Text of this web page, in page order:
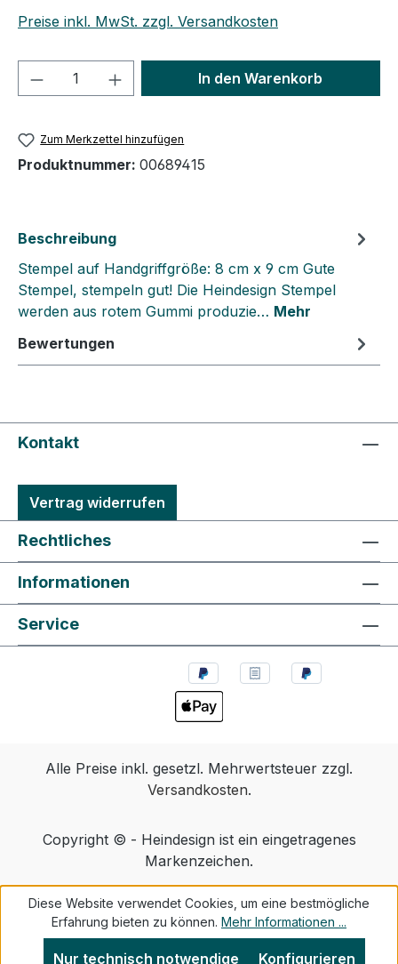
Preise inkl. MwSt. zzgl. Versandkosten
Produkt Anzahl: Gib denIn den Warenkorb
Zum Merkzettel hinzufügen
Produktnummer: 00689415
Beschreibung
Stempel auf Handgriffgröße: 8 cm x 9 cm Gute
Stempel, stempeln gut! Die Heindesign Stempel
werden aus rotem Gummi produzie… Mehr
Bewertungen
Kontakt
Vertrag widerrufen
Rechtliches
Informationen
Service
Alle Preise inkl. gesetzl. Mehrwertsteuer zzgl.
Versandkosten.
Copyright © - Heindesign ist ein eingetragenes
Markenzeichen.
Diese Website verwendet Cookies, um eine bestmögliche
Erfahrung bieten zu können. Mehr Informationen ...
Nur technisch notwendige Konfigurieren